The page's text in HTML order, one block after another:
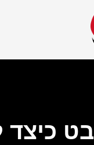
כיצד